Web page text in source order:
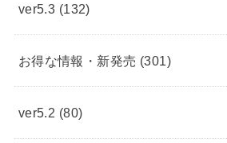
ver5.3 (132)
お得な情報・新発売 (301)
ver5.2 (80)